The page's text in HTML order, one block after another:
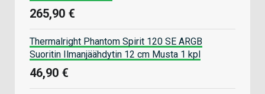
265,90 €
Thermalright Phantom Spirit 120 SE ARGB
Suoritin Ilmanjäähdytin 12 cm Musta 1 kpl
46,90 €